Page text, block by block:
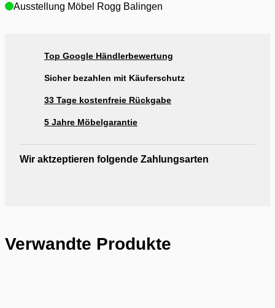
Ausstellung Möbel Rogg Balingen
Top Google Händlerbewertung
Sicher bezahlen mit Käuferschutz
33 Tage kostenfreie Rückgabe
5 Jahre Möbelgarantie
Wir aktzeptieren folgende Zahlungsarten
Verwandte Produkte